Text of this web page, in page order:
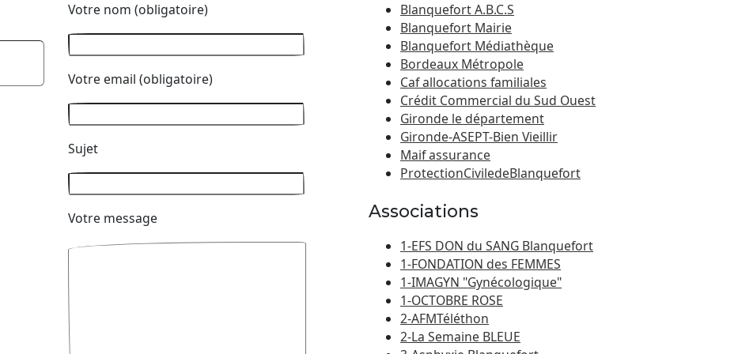
Votre nom (obligatoire)
Votre email (obligatoire)
Sujet
Votre message
Blanquefort A.B.C.S
Blanquefort Mairie
Blanquefort Médiathèque
Bordeaux Métropole
Caf allocations familiales
Crédit Commercial du Sud Ouest
Gironde le département
Gironde-ASEPT-Bien Vieillir
Maif assurance
ProtectionCiviledeBlanquefort
Associations
1-EFS DON du SANG Blanquefort
1-FONDATION des FEMMES
1-IMAGYN "Gynécologique"
1-OCTOBRE ROSE
2-AFMTéléthon
2-La Semaine BLEUE